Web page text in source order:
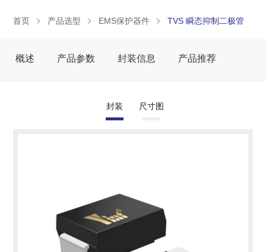
首页 产品选型 EMS保护器件 TVS 瞬态抑制二极管
概述 产品参数 封装信息 产品推荐
封装 尺寸图